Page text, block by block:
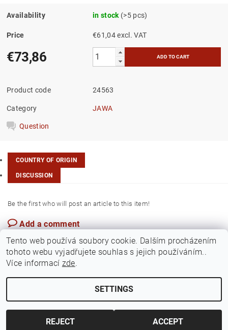
Availability in stock (>5 pcs)
Price €61,04 excl. VAT
€73,86
Product code 24563
Category JAWA
Question
COUNTRY OF ORIGIN
DISCUSSION
Be the first who will post an article to this item!
Add a comment
2026 ©Jawamarkt, all rights reserved.Edit cookie settings
Tento web používá soubory cookie. Dalším procházením
tohoto webu vyjadřujete souhlas s jejich používáním..
Více informací zde.
SETTINGS
REJECT ACCEPT